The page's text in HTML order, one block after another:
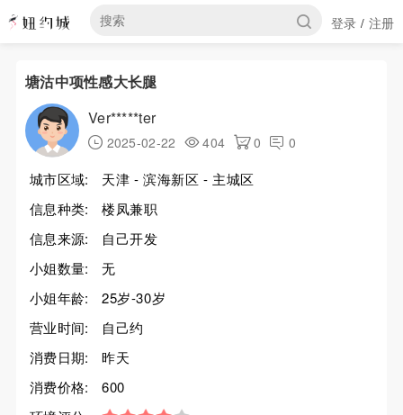
登录 / 注册
塘沽中项性感大长腿
Ver*****ter
2025-02-22 404 0 0
城市区域:
天津 - 滨海新区 - 主城区
信息种类:
楼凤兼职
信息来源:
自己开发
小姐数量:
无
小姐年龄:
25岁-30岁
营业时间:
自己约
消费日期:
昨天
消费价格:
600